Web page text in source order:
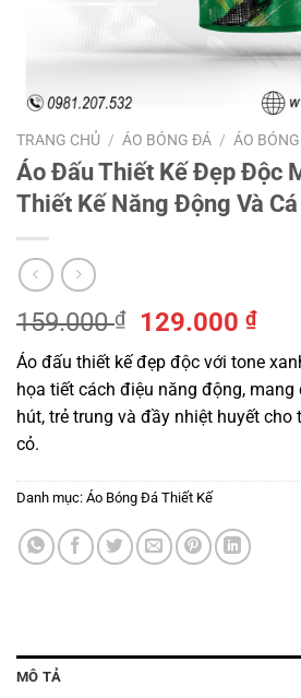
TRANG CHỦ / ÁO BÓNG ĐÁ / ÁO
Áo Đấu Thiết Kế Đẹp Độc
Thiết Kế Năng Động Và
159.000₫
Giá
gốc
là:
159.000 ₫.
129.000₫Giá
hiện
tại
là:
Áo đấu thiết kế đẹp độc với tone
họa tiết cách điệu năng động, mang
hút, trẻ trung và đầy nhiệt huyết cho
cỏ.
Danh mục: Áo Bóng Đá Thiết Kế
MÔ TẢ